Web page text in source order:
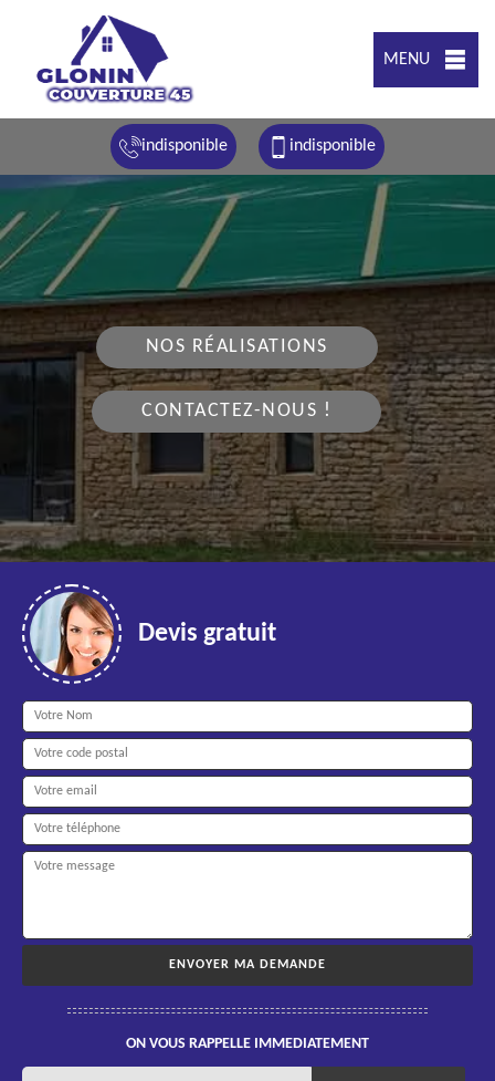
MENU
indisponible indisponible
NOS RÉALISATIONS
CONTACTEZ-NOUS !
Devis gratuit
ON VOUS RAPPELLE IMMEDIATEMENT